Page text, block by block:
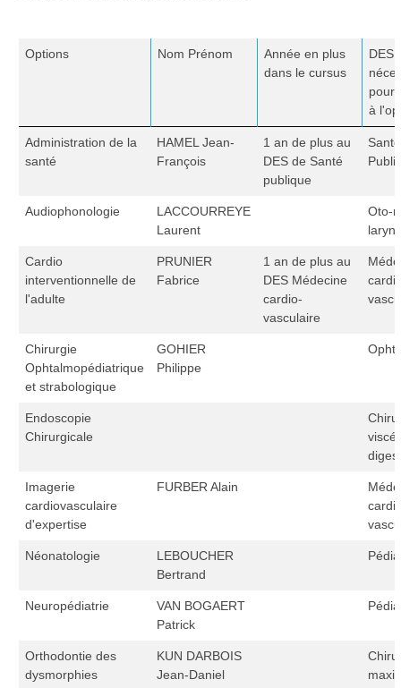
Options Nom Prénom
Année en plus
dans le cursus
DES
pour
à
Administration de la
santé
HAMEL Jean-
François
1 an de plus au
DES de Santé
publique
Santé
Audiophonologie
LACCOURREYE
Laurent
Oto-
Cardio
interventionnelle de
l'adulte
PRUNIER
Fabrice
1 an de plus au
DES Médecine
cardio-
vasculaire
Chirurgie
Ophtalmopédiatrique
et strabologique
GOHIER
Philippe
Endoscopie
Chirurgicale
Imagerie
cardiovasculaire
d'expertise
FURBER Alain
Néonatologie
LEBOUCHER
Bertrand
Neuropédiatrie
VAN BOGAERT
Patrick
Orthodontie des
dysmorphies
KUN DARBOIS
Jean-Daniel